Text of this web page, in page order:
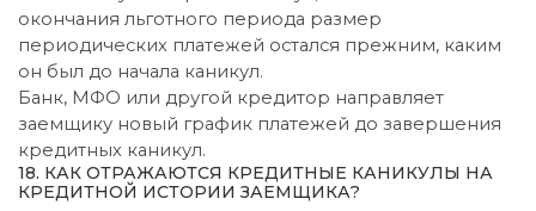
окончания льготного периода размер
периодических платежей остался прежним, каким
он был до начала каникул.
Банк, МФО или другой кредитор направляет
заемщику новый график платежей до завершения
кредитных каникул.
18. КАК ОТРАЖАЮТСЯ КРЕДИТНЫЕ КАНИКУЛЫ НА
КРЕДИТНОЙ ИСТОРИИ ЗАЕМЩИКА?